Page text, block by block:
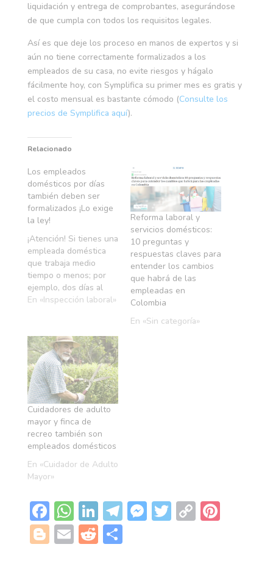
liquidación y entrega de comprobantes, asegurándose
de que cumpla con todos los requisitos legales.
Así es que deje los proceso en manos de expertos y si
aún no tiene correctamente formalizados a los
empleados de su casa, no evite riesgos y hágalo
fácilmente hoy, con Symplifica su primer mes es gratis y
el costo mensual es bastante cómodo (Consulte los
precios de Symplifica aquí).
Relacionado
Los empleados
domésticos por días
también deben ser
formalizados ¡Lo exige
la ley!
¡Atención! Si tienes una
empleada doméstica
que trabaja medio
tiempo o menos; por
ejemplo, dos días al
mes, igualmente…
En «Inspección laboral»
Reforma laboral y
servicios domésticos:
10 preguntas y
respuestas claves para
entender los cambios
que habrá de las
empleadas en
Colombia
En «Sin categoría»
Cuidadores de adulto
mayor y finca de
recreo también son
empleados domésticos
En «Cuidador de Adulto
Mayor»
F
ac
e
W
h
at
Li
n
k
T
el
e
M T C Pi
BlE R C